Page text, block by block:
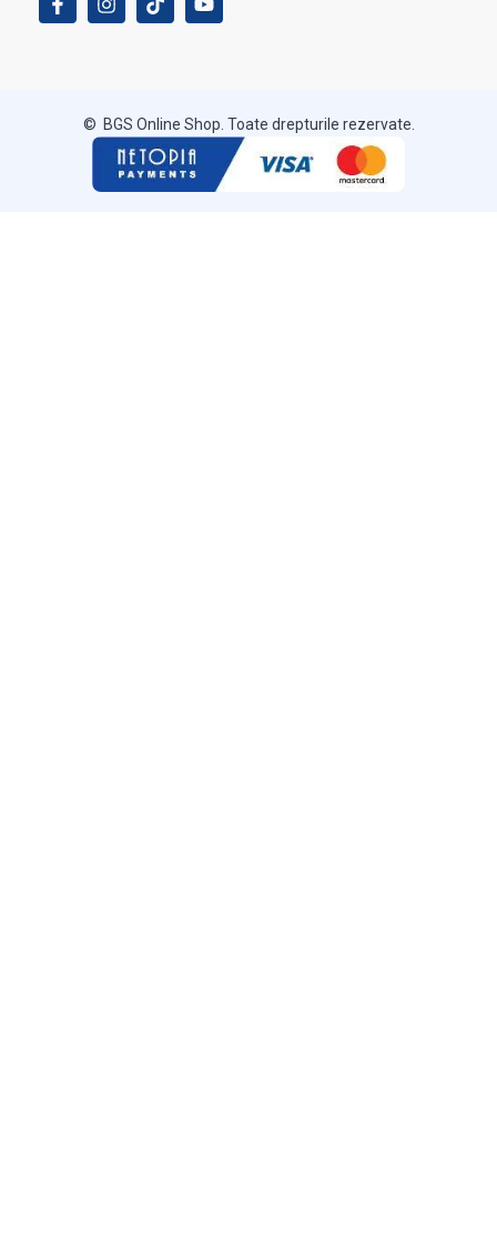
© BGS Online Shop. Toate drepturile rezervate.